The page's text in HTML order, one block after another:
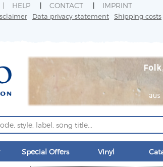
HELP CONTACT IMPRINT
Data privacy statement Shipping costs
Special Offers Vinyl